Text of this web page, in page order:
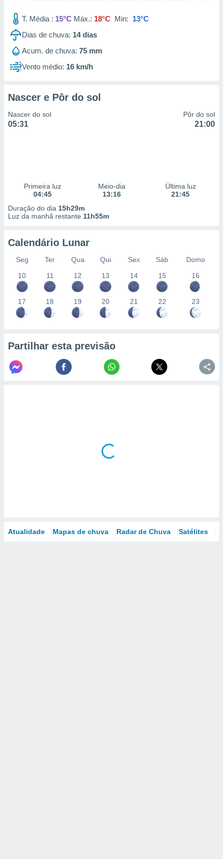
utilizar
criar
medir
da
medir o
fontes,
e melhorar
dados
T. Média : 15°C Máx.: 18°C Min: 13°C
Dias de chuva: 14dias
Acum. de chuva: 75 mm
Vento médio: 16 km/h
Nascer e Pôr do sol
Nascer do sol
05:31
Pôr do sol
21:00
Primeira luz
04:45
Meio-dia
13:16
Última luz
21:45
Duração do dia 15h29m
Luz da manhã restante 11h55m
Calendário Lunar
Seg Ter Qua Qui Sex Sáb
Domo
10
11 12 13 14 15 16
17 18 19 20 21 22 23
Partilhar esta previsão
Atualidade Mapas de chuva Radar de Chuva Satélites